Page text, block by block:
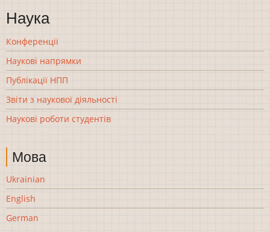
Наука
Конференції
Наукові напрямки
Публікації НПП
Звіти з наукової діяльності
Наукові роботи студентів
Мова
Ukrainian
English
German